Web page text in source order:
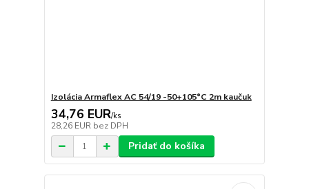
Izolácia Armaflex AC 54/19 -50+105°C 2m kaučuk
34,76 EUR/ks
28,26 EUR bez DPH
Pridať do košíka